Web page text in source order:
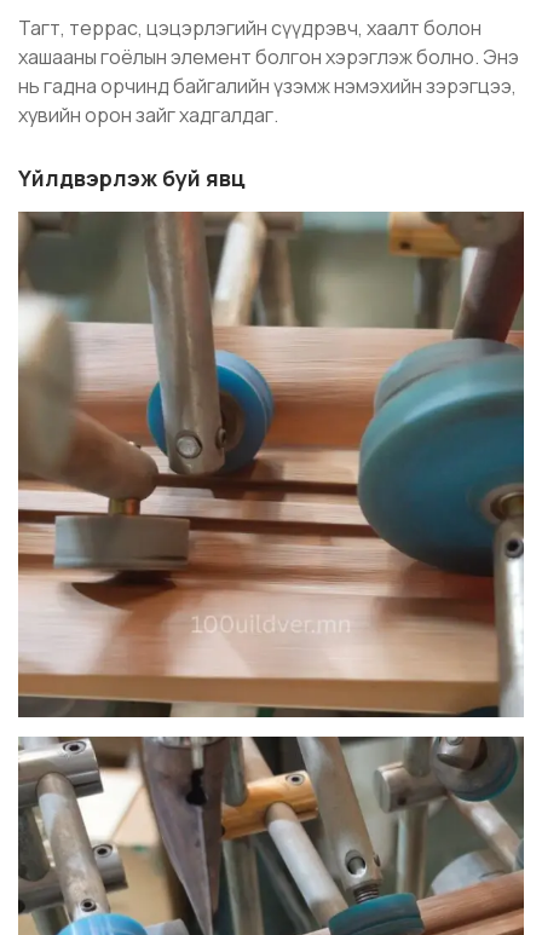
Тагт, террас, цэцэрлэгийн сүүдрэвч, хаалт болон
хашааны гоёлын элемент болгон хэрэглэж болно. Энэ
нь гадна орчинд байгалийн үзэмж нэмэхийн зэрэгцээ,
хувийн орон зайг хадгалдаг.
Үйлдвэрлэж буй явц